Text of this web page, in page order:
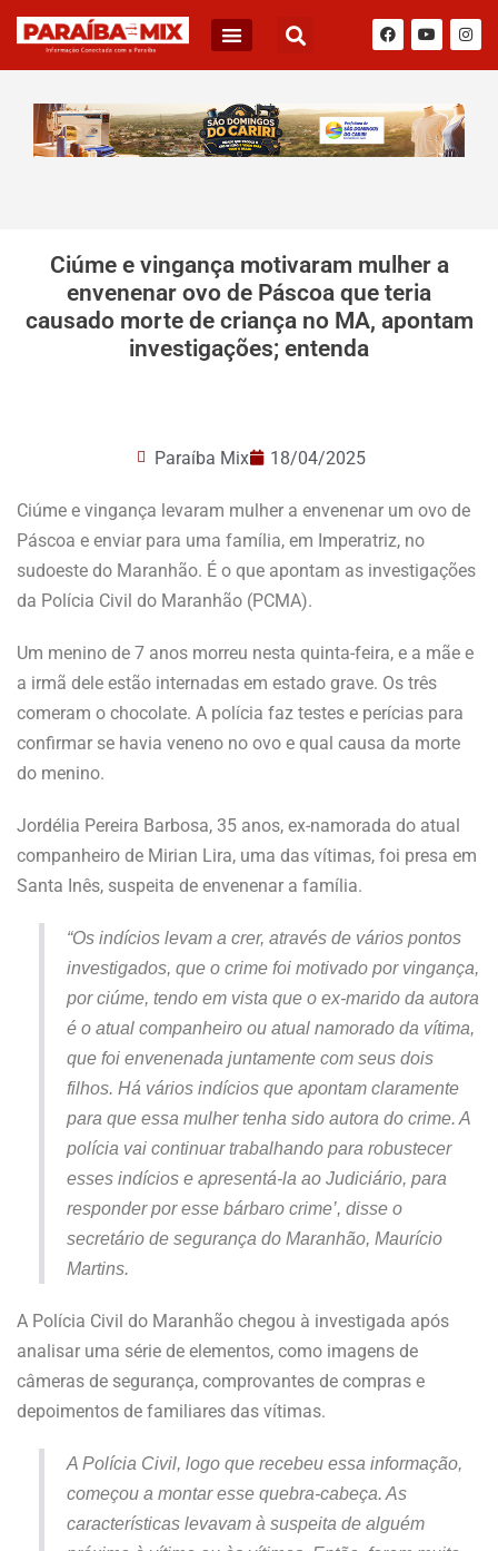
Ciúme e vingança motivaram mulher a
envenenar ovo de Páscoa que teria
causado morte de criança no MA, apontam
investigações; entenda
Paraíba Mix 18/04/2025
Ciúme e vingança levaram mulher a envenenar um ovo de
Páscoa e enviar para uma família, em Imperatriz, no
sudoeste do Maranhão. É o que apontam as investigações
da Polícia Civil do Maranhão (PCMA).
Um menino de 7 anos morreu nesta quinta-feira, e a mãe e
a irmã dele estão internadas em estado grave. Os três
comeram o chocolate. A polícia faz testes e perícias para
confirmar se havia veneno no ovo e qual causa da morte
do menino.
Jordélia Pereira Barbosa, 35 anos, ex-namorada do atual
companheiro de Mirian Lira, uma das vítimas, foi presa em
Santa Inês, suspeita de envenenar a família.
“Os indícios levam a crer, através de vários pontos
investigados, que o crime foi motivado por vingança,
por ciúme, tendo em vista que o ex-marido da autora
é o atual companheiro ou atual namorado da vítima,
que foi envenenada juntamente com seus dois
filhos. Há vários indícios que apontam claramente
para que essa mulher tenha sido autora do crime. A
polícia vai continuar trabalhando para robustecer
esses indícios e apresentá-la ao Judiciário, para
responder por esse bárbaro crime’, disse o
secretário de segurança do Maranhão, Maurício
Martins.
A Polícia Civil do Maranhão chegou à investigada após
analisar uma série de elementos, como imagens de
câmeras de segurança, comprovantes de compras e
depoimentos de familiares das vítimas.
A Polícia Civil, logo que recebeu essa informação,
começou a montar esse quebra-cabeça. As
características levavam à suspeita de alguém